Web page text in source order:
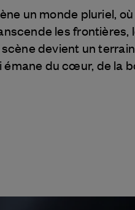
un monde pluriel,
les frontières,
devient un
du cœur, de la